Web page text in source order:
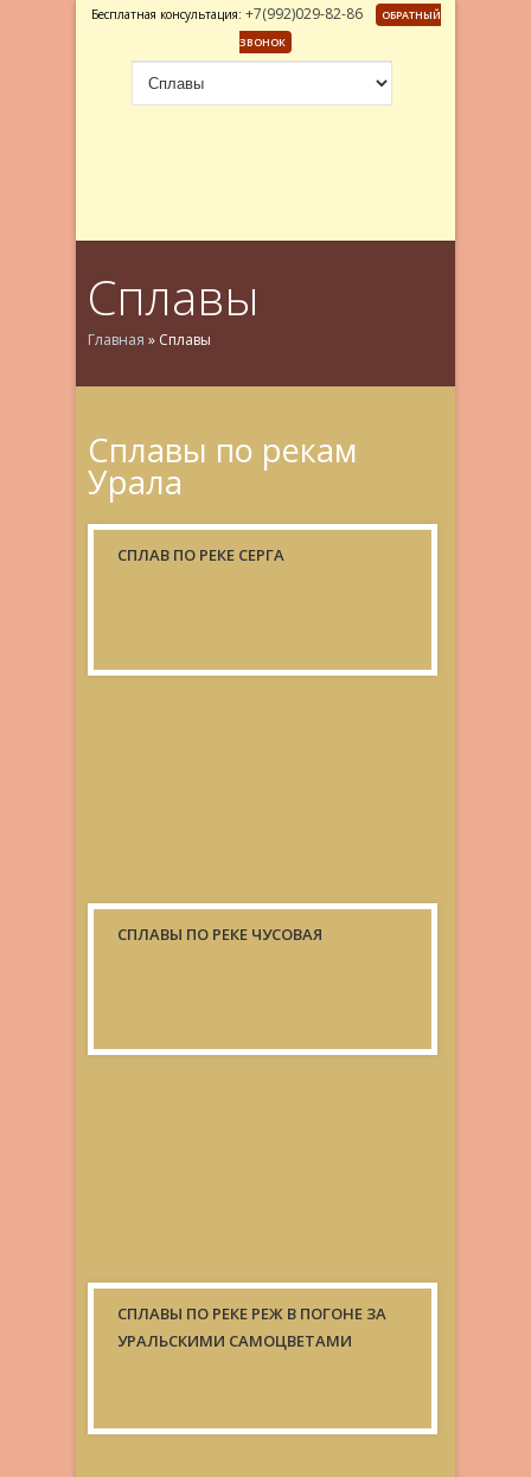
Бесплатная консультация: +7(992)029-82-86
ОБРАТНЫЙ
ЗВОНОК
Сплавы
Главная » Сплавы
Сплавы по рекам
Урала
СПЛАВ ПО РЕКЕ СЕРГА
СПЛАВЫ ПО РЕКЕ ЧУСОВАЯ
СПЛАВЫ ПО РЕКЕ РЕЖ В ПОГОНЕ ЗА
УРАЛЬСКИМИ САМОЦВЕТАМИ